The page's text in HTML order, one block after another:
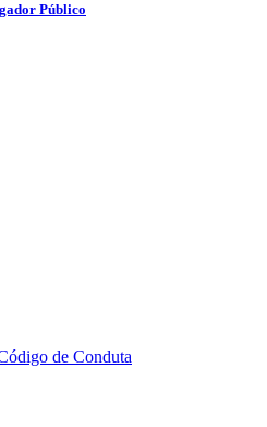
Público